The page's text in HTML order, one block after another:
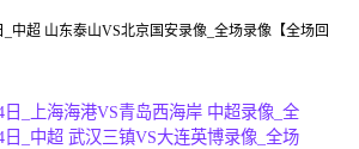
_中超 山东泰山VS北京国安录像_全场录像【全场回
日_上海海港VS青岛西海岸 中超录像_全
日_中超 武汉三镇VS大连英博录像_全场